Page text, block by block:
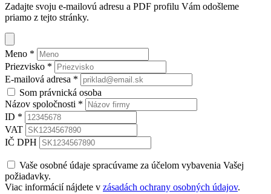
Zadajte svoju e-mailovú adresu a PDF profilu Vám odošleme
priamo z tejto stránky.
Meno *
Priezvisko *
E-mailová adresa *
Som právnická osoba
Názov spoločnosti *
ID *
VAT
IČ DPH
Vaše osobné údaje spracúvame za účelom vybavenia Vašej
požiadavky.
Viac informácií nájdete v zásadách ochrany osobných údajov.